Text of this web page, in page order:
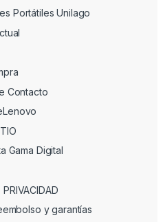
Portátiles Unilago
Contacto
Gama Digital
y garantías